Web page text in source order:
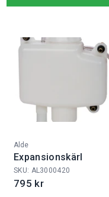
Fabrikat:
Alde
Expansionskärl
SKU: AL3000420
795 kr